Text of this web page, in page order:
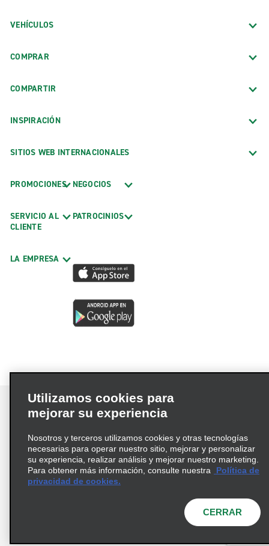
VEHÍCULOS
COMPRAR
COMPARTIR
INSPIRACIÓN
SITIOS WEB INTERNACIONALES
PROMOCIONES
SERVICIO AL
CLIENTE
LA EMPRESA
NEGOCIOS
PATROCINIOS
Términos de uso
Política de privacidad
Política de cookies
Información de Salud del Consumidor
© 2026 Enterprise Holdings, Inc. Todos los derechos
Utilizamos cookies para
mejorar su experiencia
Nosotros y terceros utilizamos cookies y otras tecnologías
necesarias para operar nuestro sitio, mejorar y personalizar
su experiencia, realizar análisis y mejorar nuestro marketing.
Para obtener más información, consulte nuestra
Política de
privacidad de cookies.
CERRAR